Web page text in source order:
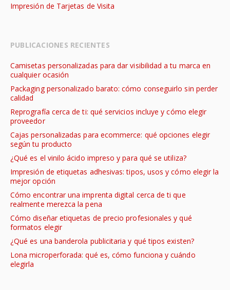
Impresión de Tarjetas de Visita
PUBLICACIONES RECIENTES
Camisetas personalizadas para dar visibilidad a tu marca en
cualquier ocasión
Packaging personalizado barato: cómo conseguirlo sin perder
calidad
Reprografía cerca de ti: qué servicios incluye y cómo elegir
proveedor
Cajas personalizadas para ecommerce: qué opciones elegir
según tu producto
¿Qué es el vinilo ácido impreso y para qué se utiliza?
Impresión de etiquetas adhesivas: tipos, usos y cómo elegir la
mejor opción
Cómo encontrar una imprenta digital cerca de ti que
realmente merezca la pena
Cómo diseñar etiquetas de precio profesionales y qué
formatos elegir
¿Qué es una banderola publicitaria y qué tipos existen?
Lona microperforada: qué es, cómo funciona y cuándo
elegirla